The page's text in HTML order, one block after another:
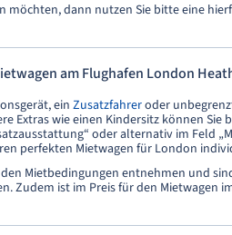
möchten, dann nutzen Sie bitte eine
am Flughafen London
ein Zusatzfahreroder
Extras wie einen Kindersitz können Sie
oder alternativ im Feld
perfekten Mietwagen für London
Mietbedingungen entnehmen und
Zudem ist im Preis für den Mietwagen